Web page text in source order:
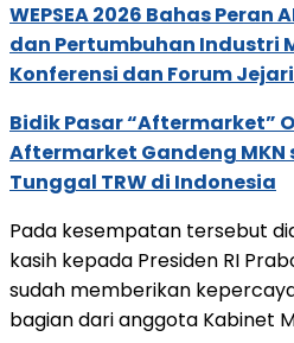
WEPSEA 2026 Bahas Peran
dan Pertumbuhan Industri
Konferensi dan Forum
Bidik Pasar “Aftermarket”
Aftermarket Gandeng
Tunggal TRW di Indonesia
Pada kesempatan tersebut
kasih kepada Presiden RI
sudah memberikan
bagian dari anggota Kabinet